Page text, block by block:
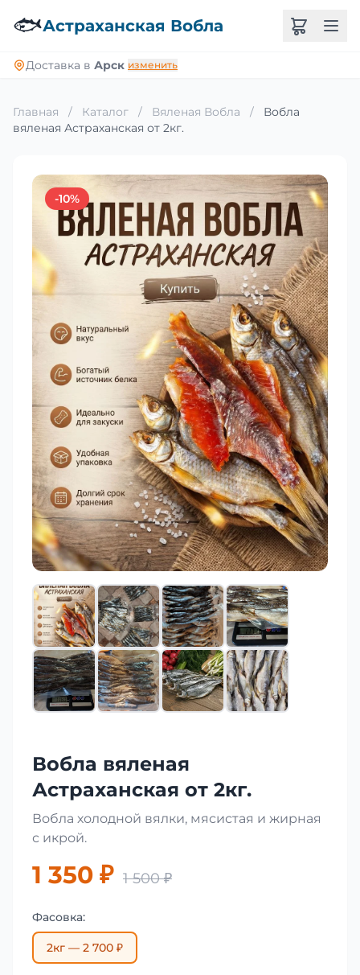
🐟Астраханская Вобла
Доставка в Арск изменить
Главная / Каталог / Вяленая Вобла /
Вобла
вяленая Астраханская от 2кг.
-10%
Вобла вяленая
Астраханская от 2кг.
Вобла холодной вялки, мясистая и жирная
с икрой.
1 350 ₽ 1 500 ₽
Фасовка:
2кг — 2 700 ₽